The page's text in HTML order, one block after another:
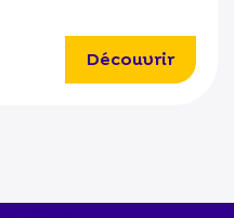
Découvrir